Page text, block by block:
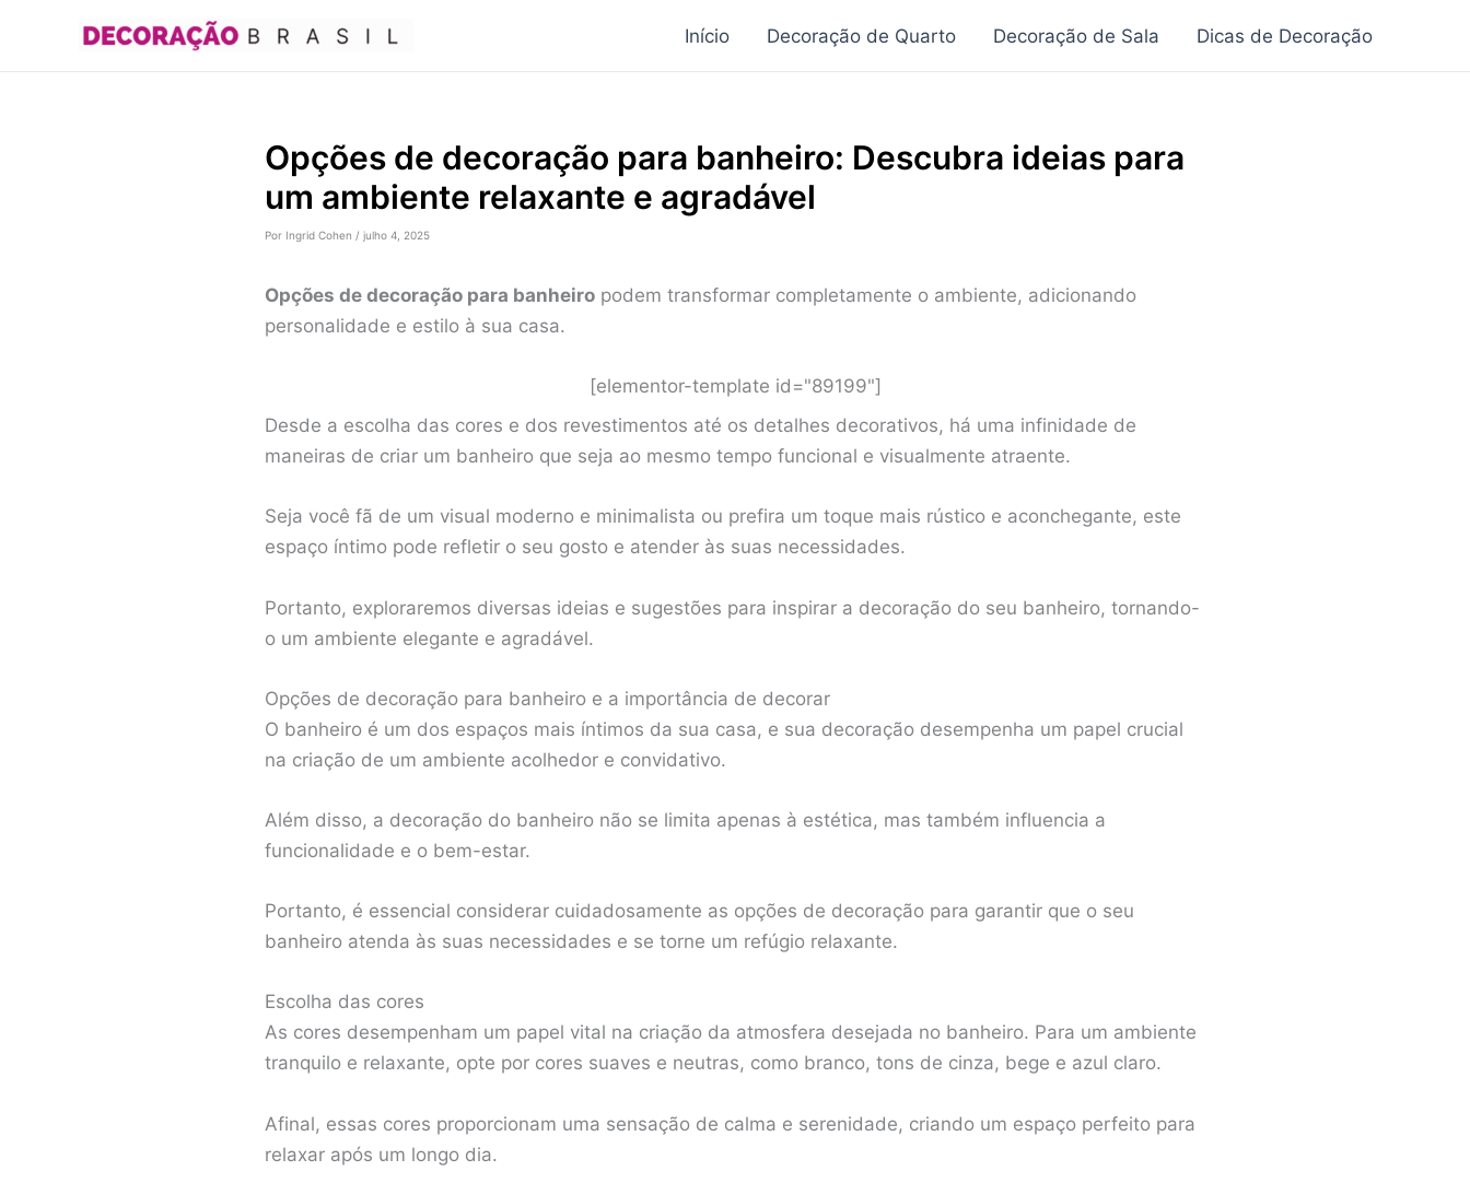
o
Início Decoração de Quarto Decoração de Sala Dicas de Decoração
Opções de decoração para banheiro: Descubra ideias para
um ambiente relaxante e agradável
Por Ingrid Cohen / julho 4, 2025
Opções de decoração para banheiro podem transformar completamente o ambiente, adicionando
personalidade e estilo à sua casa.
[elementor-template id="89199"]
Desde a escolha das cores e dos revestimentos até os detalhes decorativos, há uma infinidade de
maneiras de criar um banheiro que seja ao mesmo tempo funcional e visualmente atraente.
Seja você fã de um visual moderno e minimalista ou prefira um toque mais rústico e aconchegante, este
espaço íntimo pode refletir o seu gosto e atender às suas necessidades.
Portanto, exploraremos diversas ideias e sugestões para inspirar a decoração do seu banheiro, tornando-
o um ambiente elegante e agradável.
Opções de decoração para banheiro e a importância de decorar
O banheiro é um dos espaços mais íntimos da sua casa, e sua decoração desempenha um papel crucial
na criação de um ambiente acolhedor e convidativo.
Além disso, a decoração do banheiro não se limita apenas à estética, mas também influencia a
funcionalidade e o bem-estar.
Portanto, é essencial considerar cuidadosamente as opções de decoração para garantir que o seu
banheiro atenda às suas necessidades e se torne um refúgio relaxante.
Escolha das cores
As cores desempenham um papel vital na criação da atmosfera desejada no banheiro. Para um ambiente
tranquilo e relaxante, opte por cores suaves e neutras, como branco, tons de cinza, bege e azul claro.
Afinal, essas cores proporcionam uma sensação de calma e serenidade, criando um espaço perfeito para
relaxar após um longo dia.